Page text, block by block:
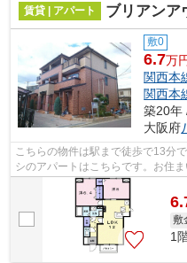
賃貸 | アパート ブリアンア
敷0
6.7万
関西本
関西本
築20年
大阪府
こちらの物件は駅まで徒歩で13分
シのアパートはこちらです。お住
でしょうか。こだわりで選びたい方
敷
1